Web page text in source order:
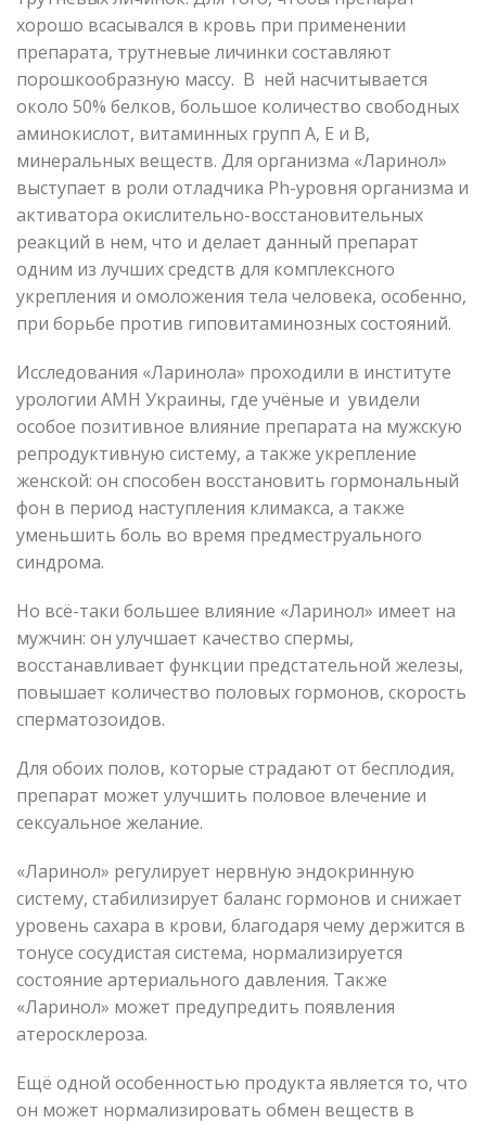
хорошо всасывался в кровь при применении
препарата, трутневые личинки составляют
порошкообразную массу. В ней насчитывается
около 50% белков, большое количество свободных
аминокислот, витаминных групп А, Е и В,
минеральных веществ. Для организма «Ларинол»
выступает в роли отладчика Ph-уровня организма и
активатора окислительно-восстановительных
реакций в нем, что и делает данный препарат
одним из лучших средств для комплексного
укрепления и омоложения тела человека, особенно,
при борьбе против гиповитаминозных состояний.
Исследования «Ларинола» проходили в институте
урологии АМН Украины, где учёные и увидели
особое позитивное влияние препарата на мужскую
репродуктивную систему, а также укрепление
женской: он способен восстановить гормональный
фон в период наступления климакса, а также
уменьшить боль во время предместруального
синдрома.
Но всё-таки большее влияние «Ларинол» имеет на
мужчин: он улучшает качество спермы,
восстанавливает функции предстательной железы,
повышает количество половых гормонов, скорость
сперматозоидов.
Для обоих полов, которые страдают от бесплодия,
препарат может улучшить половое влечение и
сексуальное желание.
«Ларинол» регулирует нервную эндокринную
систему, стабилизирует баланс гормонов и снижает
уровень сахара в крови, благодаря чему держится в
тонусе сосудистая система, нормализируется
состояние артериального давления. Также
«Ларинол» может предупредить появления
атеросклероза.
Ещё одной особенностью продукта является то, что
он может нормализировать обмен веществ в